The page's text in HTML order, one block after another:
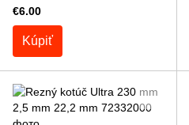
€6.00
Kúpiť